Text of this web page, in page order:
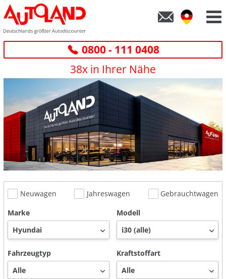
0800 - 111 0408
38x in Ihrer Nähe
Neuwagen Jahreswagen
Gebrauchtwagen
Marke
Modell
Fahrzeugtyp Kraftstoffart